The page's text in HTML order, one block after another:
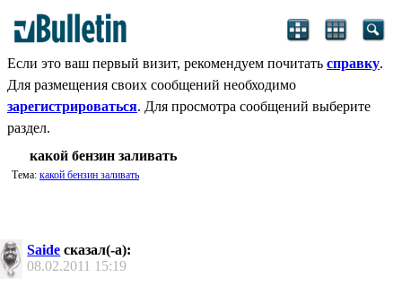
Если это ваш первый визит, рекомендуем почитать справку.
Для размещения своих сообщений необходимо
зарегистрироваться. Для просмотра сообщений выберите
раздел.
какой бензин заливать
Тема: какой бензин заливать
Saide сказал(-а):
08.02.2011 15:19